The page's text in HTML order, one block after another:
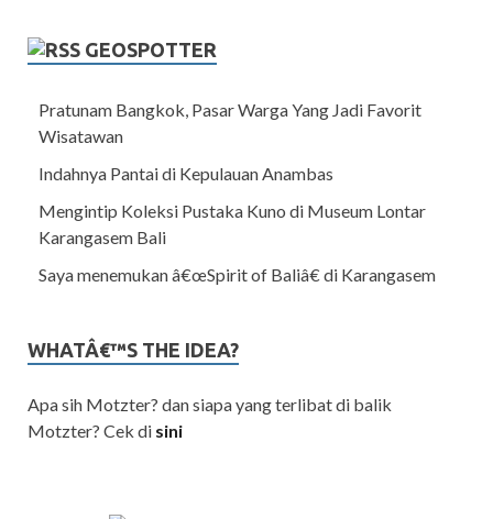
GEOSPOTTER
Pratunam Bangkok, Pasar Warga Yang Jadi Favorit
Wisatawan
Indahnya Pantai di Kepulauan Anambas
Mengintip Koleksi Pustaka Kuno di Museum Lontar
Karangasem Bali
Saya menemukan â€œSpirit of Baliâ€ di Karangasem
WHATÂ€™S THE IDEA?
Apa sih Motzter? dan siapa yang terlibat di balik
Motzter? Cek di sini